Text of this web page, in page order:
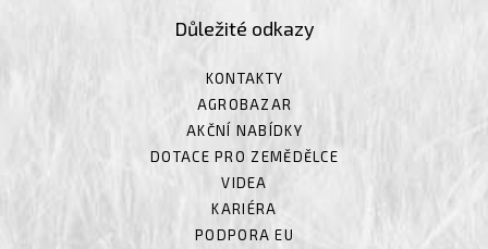
Důležité odkazy
KONTAKTY
AGROBAZAR
AKČNÍ NABÍDKY
DOTACE PRO ZEMĚDĚLCE
VIDEA
KARIÉRA
PODPORA EU